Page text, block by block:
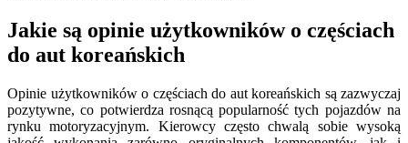
Jakie są opinie użytkowników o częściach
do aut koreańskich
Opinie użytkowników o częściach do aut koreańskich są zazwyczaj
pozytywne, co potwierdza rosnącą popularność tych pojazdów na
rynku motoryzacyjnym. Kierowcy często chwalą sobie wysoką